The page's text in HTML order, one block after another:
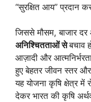
“सुरक्षित आय” प्रदान
जिससे मौसम, बाजार
अनिश्चितताओं सेबचाव
आज़ादी और
हुए बेहतर जीवन स्तर
यह योजना कृषि क्षेत्र में
देकर भारत की कृषि